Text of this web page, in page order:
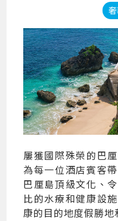
屢獲國際殊榮的巴
為每一位酒店賓客
巴厘島頂級文化、
比的水療和健康設
康的目的地度假勝地